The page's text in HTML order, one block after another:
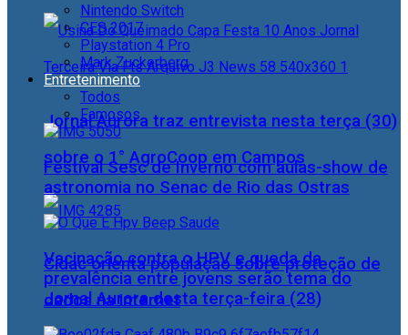
Jornal Aurora traz entrevista nesta terça (30)
sobre o 1° AgroCoop em Campos
Cidac orienta população sobre proteção de
dados na internet
Nintendo Switch
CES 2017
Playstation 4 Pro
Mark Zuckerberg
Entretenimento
Todos
Famosos
Festival Sesc de Inverno com aulas-show de
astronomia no Senac de Rio das Ostras
Vacinação contra o HPV e queda da
prevalência entre jovens serão tema do
Jornal Aurora desta terça-feira (28)